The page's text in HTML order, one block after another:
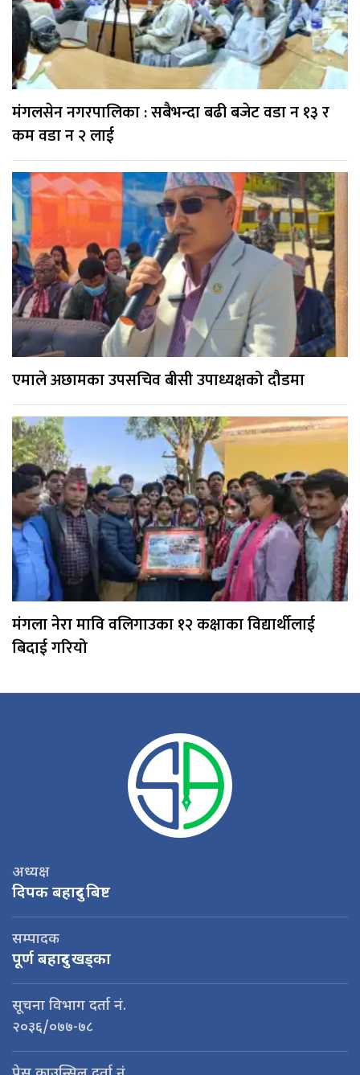
मंगलसेन नगरपालिका : सबैभन्दा बढी बजेट वडा न १३ र
कम वडा न २ लाई
एमाले अछामका उपसचिव बीसी उपाध्यक्षको दौडमा
मंगला नेरा मावि वलिगाउका १२ कक्षाका विद्यार्थीलाई
बिदाई गरियो
अध्यक्ष
दिपक बहादुर बिष्ट
सम्पादक
पूर्ण बहादुर खड्का
सूचना विभाग दर्ता नं.
२०३६/०७७-७८